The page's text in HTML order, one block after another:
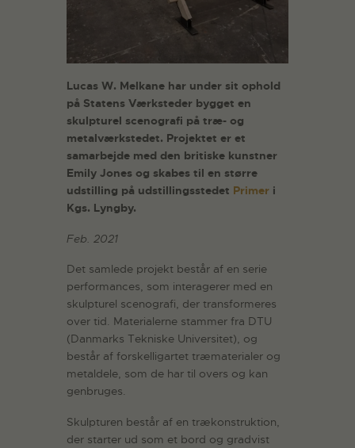
Lucas W. Melkane har under sit ophold
på Statens Værksteder bygget en
skulpturel scenografi på træ- og
metalværkstedet. Projektet er et
samarbejde med den britiske kunstner
Emily Jones og skabes til en større
udstilling på udstillingsstedet Primer i
Kgs. Lyngby.
Feb. 2021
Det samlede projekt består af en serie
performances, som interagerer med en
skulpturel scenografi, der transformeres
over tid. Materialerne stammer fra DTU
(Danmarks Tekniske Universitet), og
består af forskelligartet træmaterialer og
metaldele, som de har til overs og kan
genbruges.
Skulpturen består af en trækonstruktion,
der starter ud som et bord og gradvist